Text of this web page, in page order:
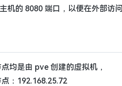
机的 8080 端口，以便在外部访问
均是由 pve 创建的虚拟机，
：192.168.25.72